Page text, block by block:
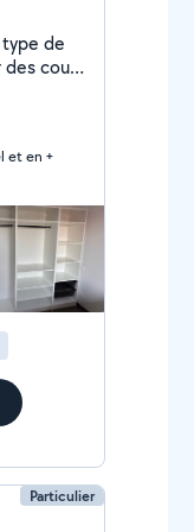
de
cours
et en +
Particulier